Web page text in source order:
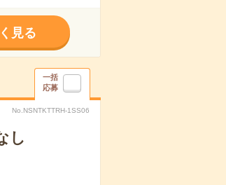
見る
一括
応募
No.NSNTKTTRH-1SS06
し